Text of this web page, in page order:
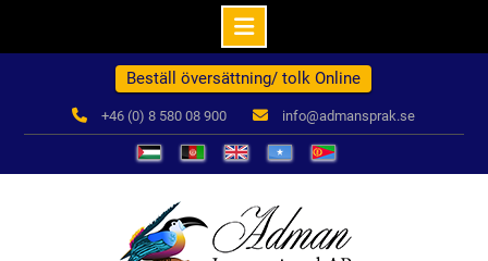
Beställ översättning/ tolk Online
+46 (0) 8 580 08 900 info@admansprak.se
العربية
درباره
ما
English Somali ብዛዕባና